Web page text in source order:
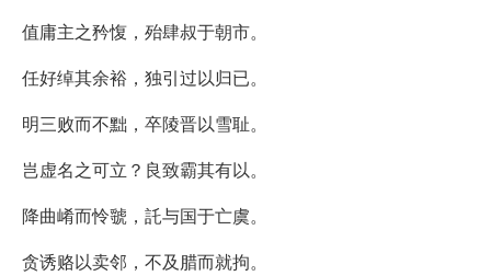
值庸主之矜愎，殆肆叔于朝市。
任好绰其余裕，独引过以归已。
明三败而不黜，卒陵晋以雪耻。
岂虚名之可立？良致霸其有以。
降曲崤而怜虢，託与国于亡虞。
贪诱赂以卖邻，不及腊而就拘。